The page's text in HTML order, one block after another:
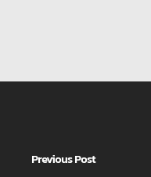
Previous Post